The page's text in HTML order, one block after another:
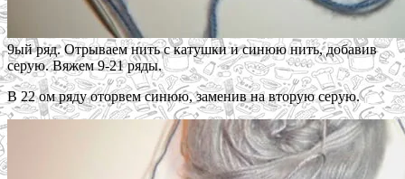
9ый ряд. Отрываем нить с катушки и синюю нить, добавив
серую. Вяжем 9-21 ряды.
В 22 ом ряду оторвем синюю, заменив на вторую серую.